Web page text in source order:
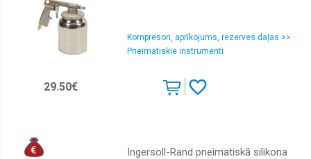
Kompresori, aprīkojums, rezerves daļas >>
Pneimatiskie instrumenti
29.50€
Ingersoll-Rand pneimatiskā silikona